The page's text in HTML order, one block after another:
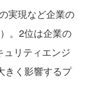
実現など企業の
。2位は企業の
リティエンジ
きく影響するプ